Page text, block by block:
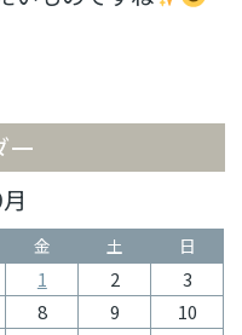
ー
金 土 日
1 2
3
8 9
10